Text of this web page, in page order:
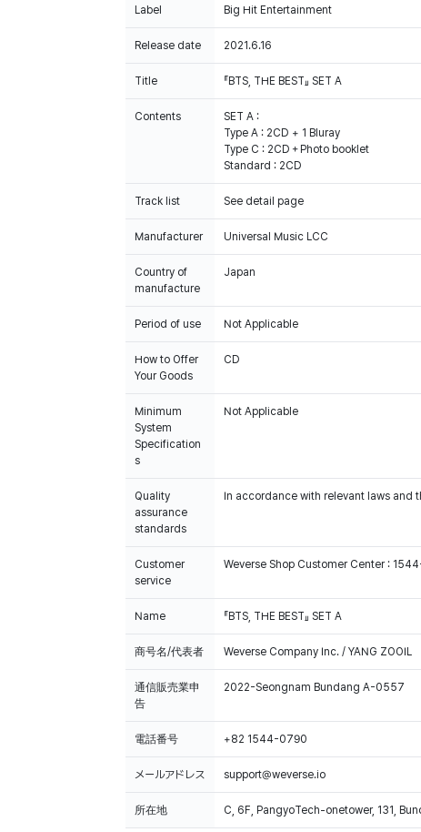
Label Big Hit Entertainment
Release date 2021.6.16
Title 『BTS, THE BEST』 SET A
Contents
SET A :
Type A : 2CD + 1 Bluray
Type C : 2CD＋Photo booklet
Standard : 2CD
Track list See detail page
Manufacturer Universal Music LCC
Country of
manufacture
Japan
Period of use Not Applicable
How to Offer
Your Goods
CD
Minimum
System
Specification
s
Not Applicable
Quality
assurance
standards
In accordance with relevant laws and
Customer
service
Weverse Shop Customer Center :
Name 『BTS, THE BEST』 SET A
商号名/代表者 Weverse Company Inc. / YANG ZOOIL
通信販売業申
告
2022-Seongnam Bundang A-0557
電話番号 +82 1544-0790
メールアドレス support@weverse.io
所在地 C, 6F, PangyoTech-onetower, 131,